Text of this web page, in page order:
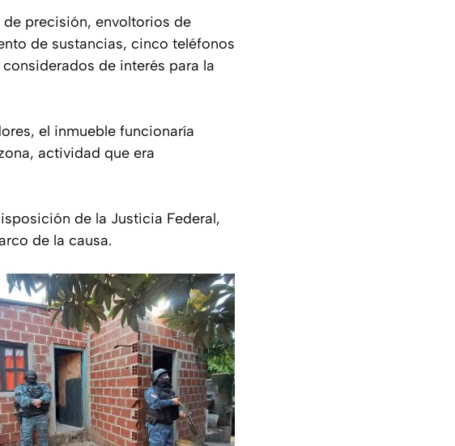
de precisión, envoltorios de
de sustancias, cinco teléfonos
de interés para la
el inmueble funcionaría
actividad que era
de la Justicia Federal,
de la causa.